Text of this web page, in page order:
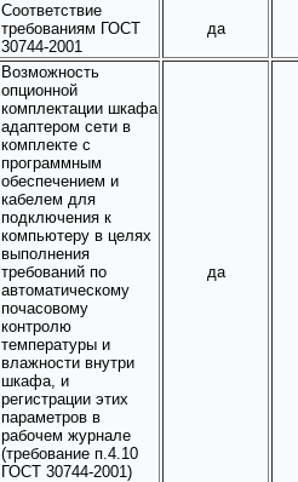
Соответствие
требованиям ГОСТ
30744-2001
да
Возможность
опционной
комплектации шкафа
адаптером сети в
комплекте с
программным
обеспечением и
кабелем для
подключения к
компьютеру в целях
выполнения
требований по
автоматическому
почасовому
контролю
температуры и
влажности внутри
шкафа, и
регистрации этих
параметров в
рабочем журнале
(требование п.4.10
ГОСТ 30744-2001)
да